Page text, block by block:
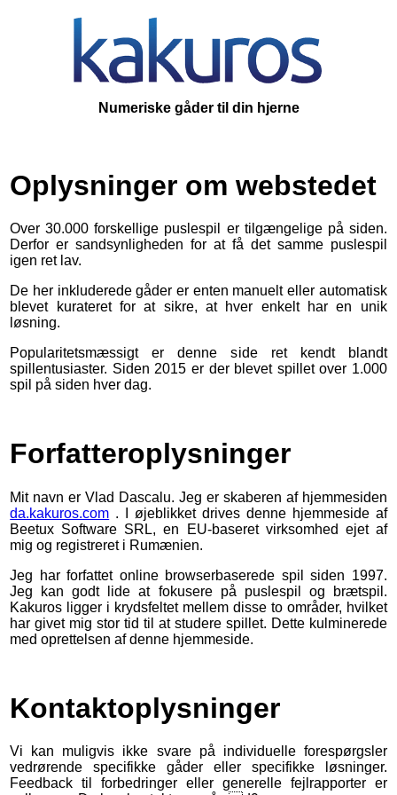
Numeriske gåder til din hjerne
Oplysninger om webstedet
Over 30.000 forskellige puslespil er tilgængelige på siden.
Derfor er sandsynligheden for at få det samme puslespil
igen ret lav.
De her inkluderede gåder er enten manuelt eller automatisk
blevet kurateret for at sikre, at hver enkelt har en unik
løsning.
Popularitetsmæssigt er denne side ret kendt blandt
spillentusiaster. Siden 2015 er der blevet spillet over 1.000
spil på siden hver dag.
Forfatteroplysninger
Mit navn er Vlad Dascalu. Jeg er skaberen af hjemmesiden
da.kakuros.com . I øjeblikket drives denne hjemmeside af
Beetux Software SRL, en EU-baseret virksomhed ejet af
mig og registreret i Rumænien.
Jeg har forfattet online browserbaserede spil siden 1997.
Jeg kan godt lide at fokusere på puslespil og brætspil.
Kakuros ligger i krydsfeltet mellem disse to områder, hvilket
har givet mig stor tid til at studere spillet. Dette kulminerede
med oprettelsen af denne hjemmeside.
Kontaktoplysninger
Vi kan muligvis ikke svare på individuelle forespørgsler
vedrørende specifikke gåder eller specifikke løsninger.
Feedback til forbedringer eller generelle fejlrapporter er